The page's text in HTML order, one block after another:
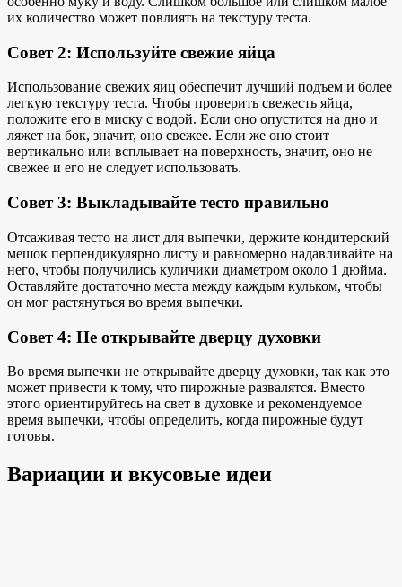
их количество может повлиять на текстуру теста.
Совет 2: Используйте свежие яйца
Использование свежих яиц обеспечит лучший подъем и более
легкую текстуру теста. Чтобы проверить свежесть яйца,
положите его в миску с водой. Если оно опустится на дно и
ляжет на бок, значит, оно свежее. Если же оно стоит
вертикально или всплывает на поверхность, значит, оно не
свежее и его не следует использовать.
Совет 3: Выкладывайте тесто правильно
Отсаживая тесто на лист для выпечки, держите кондитерский
мешок перпендикулярно листу и равномерно надавливайте на
него, чтобы получились куличики диаметром около 1 дюйма.
Оставляйте достаточно места между каждым кульком, чтобы
он мог растянуться во время выпечки.
Совет 4: Не открывайте дверцу духовки
Во время выпечки не открывайте дверцу духовки, так как это
может привести к тому, что пирожные развалятся. Вместо
этого ориентируйтесь на свет в духовке и рекомендуемое
время выпечки, чтобы определить, когда пирожные будут
готовы.
Вариации и вкусовые идеи